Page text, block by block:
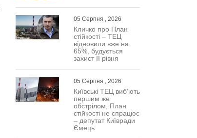
05 Серпня , 2026
Кличко про План
стійкості – ТЕЦ
відновили вже на
65%, будується
захист ІІ рівня
05 Серпня , 2026
Київські ТЕЦ виб’ють
першим же
обстрілом, План
стійкості не спрацює
– депутат Київради
Ємець